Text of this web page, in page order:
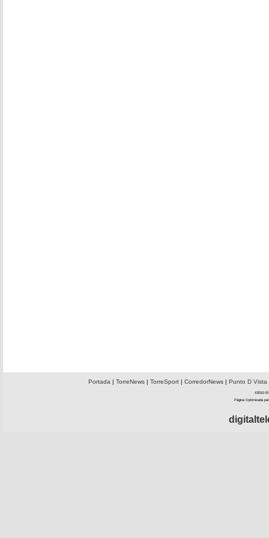
Portada | TorreNews| TorreSport| CorredorNews| Punto D Vista
©2010 El
Página Optimizada